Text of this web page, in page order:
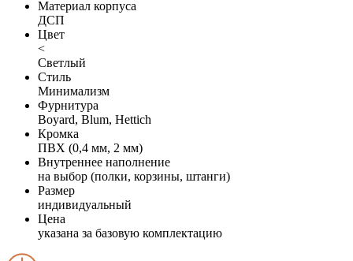
Материал корпуса
ДСП
Цвет
<
Светлый
Стиль
Минимализм
Фурнитура
Boyard, Blum, Hettich
Кромка
ПВХ (0,4 мм, 2 мм)
Внутреннее наполнение
на выбор (полки, корзины, штанги)
Размер
индивидуальный
Цена
указана за базовую комплектацию